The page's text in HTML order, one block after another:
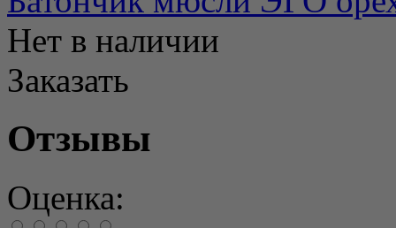
Нет в наличии
Заказать
Отзывы
Оценка: